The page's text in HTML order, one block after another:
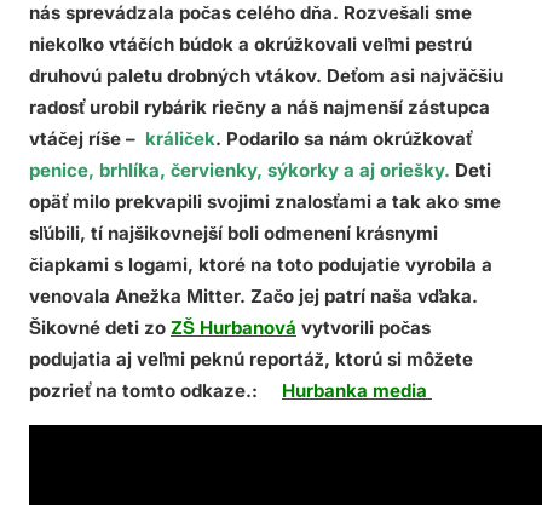
nás sprevádzala počas celého dňa. Rozvešali sme
niekoľko vtáčích búdok a okrúžkovali veľmi pestrú
druhovú paletu drobných vtákov. Deťom asi najväčšiu
radosť urobil rybárik riečny a náš najmenší zástupca
vtáčej ríše – králiček. Podarilo sa nám okrúžkovať
penice, brhlíka, červienky, sýkorky a aj oriešky. Deti
opäť milo prekvapili svojimi znalosťami a tak ako sme
sľúbili, tí najšikovnejší boli odmenení krásnymi
čiapkami s logami, ktoré na toto podujatie vyrobila a
venovala Anežka Mitter. Začo jej patrí naša vďaka.
Šikovné deti zo ZŠ Hurbanová vytvorili počas
podujatia aj veľmi peknú reportáž, ktorú si môžete
pozrieť na tomto odkaze.:
Hurbanka media